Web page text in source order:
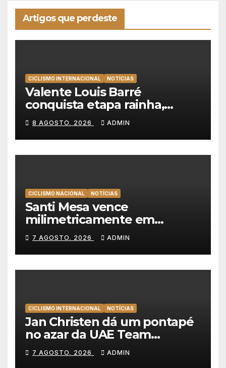
Artigos que perdeste
CICLISMO INTERNACIONAL NOTÍCIAS
Valente Louis Barré
conquista etapa rainha,
Christian Scaroni é o novo
líder da Volta a Polónia
8 AGOSTO, 2026 ADMIN
CICLISMO NACIONAL NOTÍCIAS
Santi Mesa vence
milimetricamente em
Albufeira, Rui Oliveira
mantém a amarela da Volta a
Portugal
7 AGOSTO, 2026 ADMIN
CICLISMO INTERNACIONAL NOTÍCIAS
Jan Christen dá um pontapé
no azar da UAE Team
Emirates e vence na Volta a
Polónia
7 AGOSTO, 2026 ADMIN